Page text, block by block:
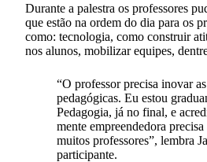
Durante a palestra os professores
que estão na ordem do dia para os
como: tecnologia, como construir
nos alunos, mobilizar equipes,
“O professor precisa inovar
pedagógicas. Eu estou
Pedagogia, já no final, e
mente empreendedora precisa
muitos professores”, lembra
participante.